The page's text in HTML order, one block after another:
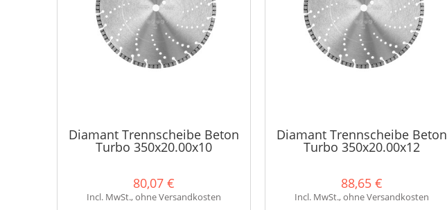
Diamant Trennscheibe Beton
Turbo 350x20.00x10
80,07 €
Incl. MwSt., ohne Versandkosten
Diamant Trennscheibe Beton
Turbo 350x20.00x12
88,65 €
Incl. MwSt., ohne Versandkosten